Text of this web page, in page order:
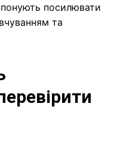
посилювати
та